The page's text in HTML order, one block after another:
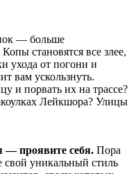
— больше
становятся все злее,
ухода от погони и
вам ускользнуть.
и порвать их на трассе?
Лейкшора? Улицы
— проявите себя. Пора
свой уникальный стиль